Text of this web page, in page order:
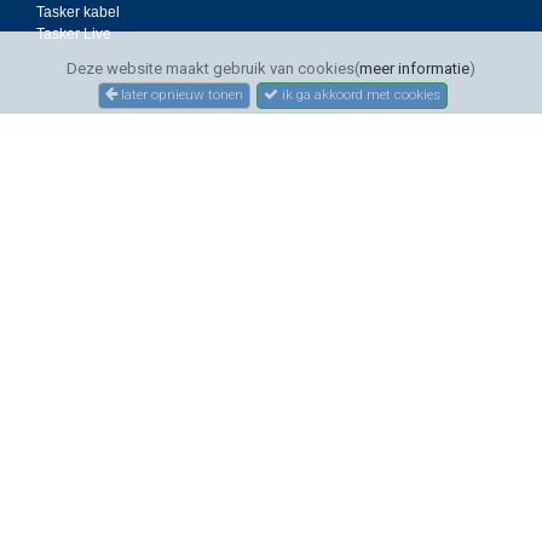
Deze website maakt gebruik van cookies(meer informatie)
later opnieuw tonen ik ga akkoord met cookies
Tasker kabel
Tasker Live